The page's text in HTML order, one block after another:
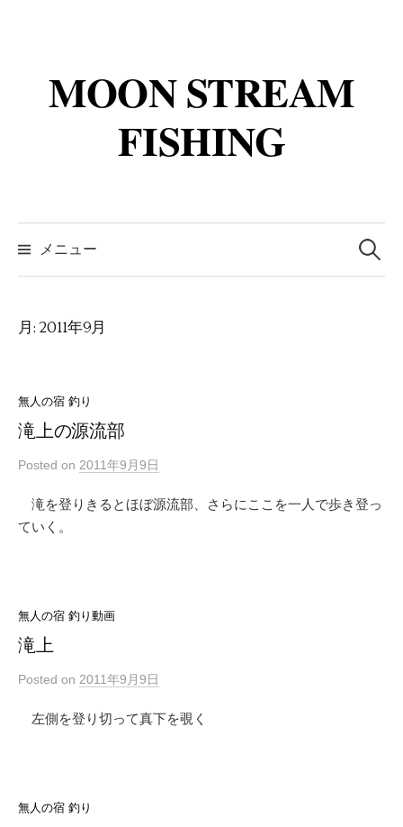
MOON STREAM
FISHING
メニュー
索:
月:2011年9月
無人の宿 釣り
滝上の源流部
Posted on 2011年9月9日
滝を登りきるとほぼ源流部、さらにここを一人で歩き登っ
ていく。
無人の宿 釣り動画
滝上
Posted on 2011年9月9日
左側を登り切って真下を覗く
無人の宿 釣り